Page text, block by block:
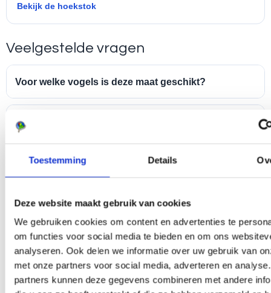
Toestemming Details
Deze website maakt gebruik van cookies
We gebruiken cookies om content en advertenties te
om functies voor social media te bieden en om ons
analyseren. Ook delen we informatie over uw gebruik van
met onze partners voor social media, adverteren en
partners kunnen deze gegevens combineren met andere
Bekijk de hoekstok
Veelgestelde vragen
Voor welke vogels is deze maat geschikt?
Welke lengte moet ik kiezen: 25 of 35 cm?
Wat is belangrijker: de diameter of de lengte?
Is deze slijtstok geschikt voor krachtige vogels?
Kan ik deze combineren met houten zitstokken?
Bekijk ook andere betonnen